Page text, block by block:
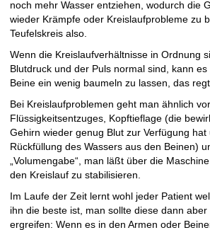
noch mehr Wasser entziehen, wodurch die
wieder Krämpfe oder Kreislaufprobleme zu
Teufelskreis also.
Wenn die Kreislaufverhältnisse in Ordnung
Blutdruck und der Puls normal sind, kann
Beine ein wenig baumeln zu lassen, das
Bei Kreislaufproblemen geht man ähnlich
Flüssigkeitsentzuges, Kopftieflage (die
Gehirn wieder genug Blut zur Verfügung
Rückfüllung des Wassers aus den Beinen)
„Volumengabe“, man läßt über die
den Kreislauf zu stabilisieren.
Im Laufe der Zeit lernt wohl jeder Patient
ihn die beste ist, man sollte diese dann
ergreifen: Wenn es in den Armen oder